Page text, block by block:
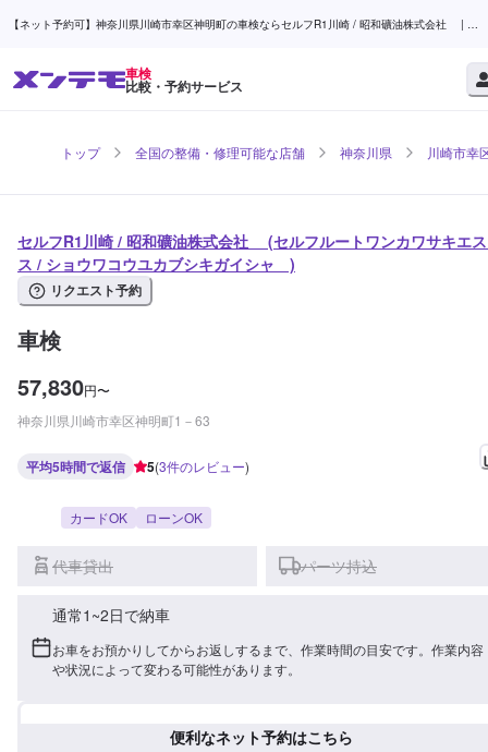
【ネット予約可】神奈川県川崎市幸区神明町の車検ならセルフR1川崎 / 昭和礦油株式会社 | メ
車検
比較・予約サービス
トップ 全国の整備・修理可能な店舗 神奈川県 川崎市幸
セルフR1川崎 / 昭和礦油株式会社 (セルフルートワンカワサキエ
ス / ショウワコウユカブシキガイシャ )
リクエスト予約
車検
57,830円〜
神奈川県川崎市幸区神明町1－63
平均5時間で返信 5(3件のレビュー)
カードOK ローンOK
代車貸出 パーツ持込
通常1~2日で納車
お車をお預かりしてからお返しするまで、作業時間の目安です。作業内容
や状況によって変わる可能性があります。
便利なネット予約はこちら